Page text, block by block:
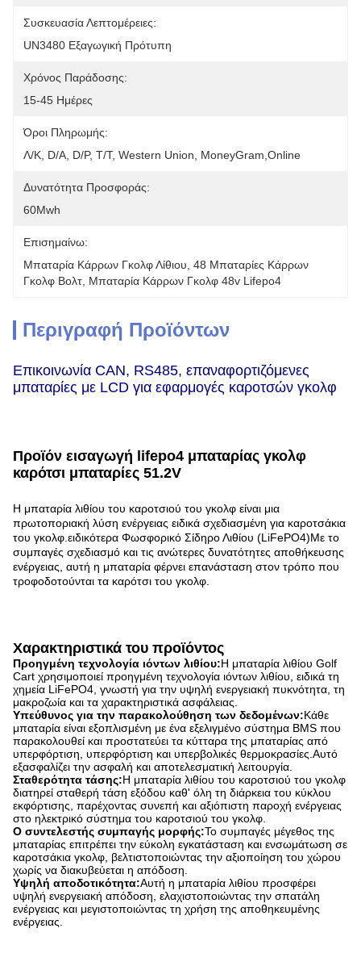
Συσκευασία Λεπτομέρειες:
UN3480 Εξαγωγική Πρότυπη
Χρόνος Παράδοσης:
15-45 Ημέρες
Όροι Πληρωμής:
Λ/Κ, D/A, D/P, T/T, Western Union, MoneyGram,Online
Δυνατότητα Προσφοράς:
60Mwh
Επισημαίνω:
Μπαταρία Κάρρων Γκολφ Λίθιου, 48 Μπαταρίες Κάρρων
Γκολφ Βολτ, Μπαταρία Κάρρων Γκολφ 48v Lifepo4
Περιγραφή Προϊόντων
Επικοινωνία CAN, RS485, επαναφορτιζόμενες
μπαταρίες με LCD για εφαρμογές καροτσών γκολφ
Προϊόν εισαγωγή lifepo4 μπαταρίας γκολφ
καρότσι μπαταρίες 51.2V
Η μπαταρία λιθίου του καροτσιού του γκολφ είναι μια
πρωτοποριακή λύση ενέργειας ειδικά σχεδιασμένη για καροτσάκια
του γκολφ.ειδικότερα Φωσφορικό Σίδηρο Λιθίου (LiFePO4)Με το
συμπαγές σχεδιασμό και τις ανώτερες δυνατότητες αποθήκευσης
ενέργειας, αυτή η μπαταρία φέρνει επανάσταση στον τρόπο που
τροφοδοτούνται τα καρότσι του γκολφ.
Χαρακτηριστικά του προϊόντος
Προηγμένη τεχνολογία ιόντων λιθίου:Η μπαταρία λιθίου Golf
Cart χρησιμοποιεί προηγμένη τεχνολογία ιόντων λιθίου, ειδικά τη
χημεία LiFePO4, γνωστή για την υψηλή ενεργειακή πυκνότητα, τη
μακροζωία και τα χαρακτηριστικά ασφάλειας.
Υπεύθυνος για την παρακολούθηση των δεδομένων:Κάθε
μπαταρία είναι εξοπλισμένη με ένα εξελιγμένο σύστημα BMS που
παρακολουθεί και προστατεύει τα κύτταρα της μπαταρίας από
υπερφόρτιση, υπερφόρτιση και υπερβολικές θερμοκρασίες.Αυτό
εξασφαλίζει την ασφαλή και αποτελεσματική λειτουργία.
Σταθερότητα τάσης:Η μπαταρία λιθίου του καροτσιού του γκολφ
διατηρεί σταθερή τάση εξόδου καθ' όλη τη διάρκεια του κύκλου
εκφόρτισης, παρέχοντας συνεπή και αξιόπιστη παροχή ενέργειας
στο ηλεκτρικό σύστημα του καροτσιού του γκολφ.
Ο συντελεστής συμπαγής μορφής:Το συμπαγές μέγεθος της
μπαταρίας επιτρέπει την εύκολη εγκατάσταση και ενσωμάτωση σε
καροτσάκια γκολφ, βελτιστοποιώντας την αξιοποίηση του χώρου
χωρίς να διακυβεύεται η απόδοση.
Υψηλή αποδοτικότητα:Αυτή η μπαταρία λιθίου προσφέρει
υψηλή ενεργειακή απόδοση, ελαχιστοποιώντας την σπατάλη
ενέργειας και μεγιστοποιώντας τη χρήση της αποθηκευμένης
ενέργειας.